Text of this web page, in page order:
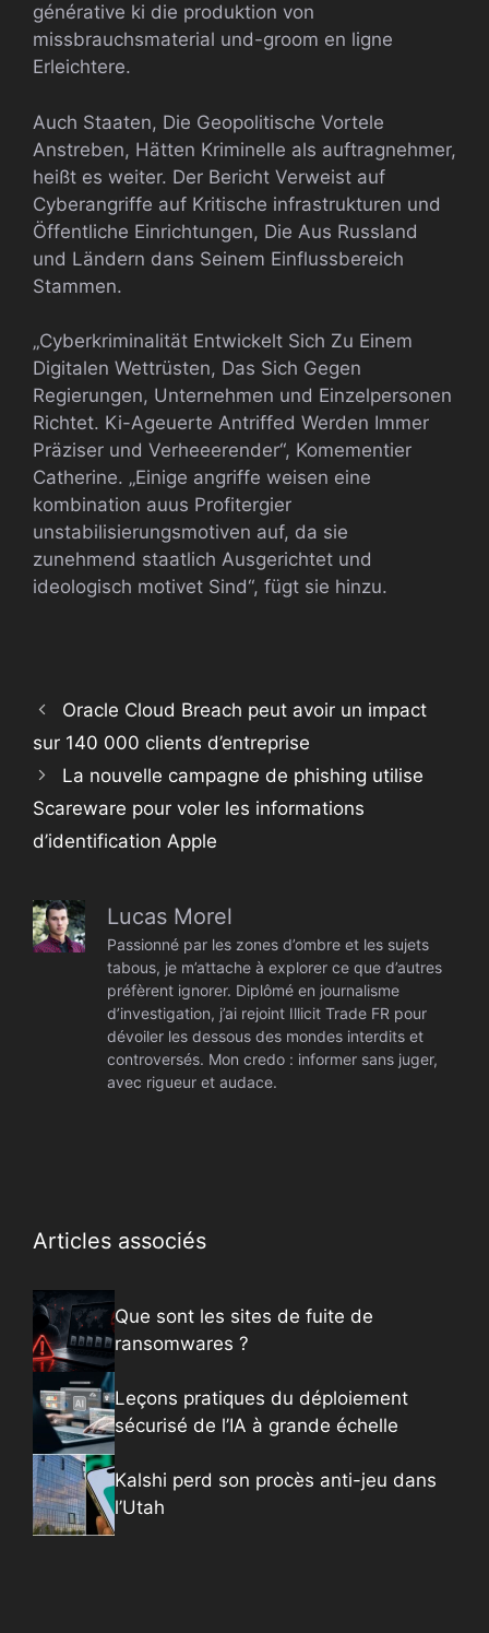
générative ki die produktion von
missbrauchsmaterial und-groom en ligne
Erleichtere.
Auch Staaten, Die Geopolitische Vortele
Anstreben, Hätten Kriminelle als auftragnehmer,
heißt es weiter. Der Bericht Verweist auf
Cyberangriffe auf Kritische infrastrukturen und
Öffentliche Einrichtungen, Die Aus Russland
und Ländern dans Seinem Einflussbereich
Stammen.
„Cyberkriminalität Entwickelt Sich Zu Einem
Digitalen Wettrüsten, Das Sich Gegen
Regierungen, Unternehmen und Einzelpersonen
Richtet. Ki-Ageuerte Antriffed Werden Immer
Präziser und Verheeerender“, Komementier
Catherine. „Einige angriffe weisen eine
kombination auus Profitergier
unstabilisierungsmotiven auf, da sie
zunehmend staatlich Ausgerichtet und
ideologisch motivet Sind“, fügt sie hinzu.
Oracle Cloud Breach peut avoir un impact
sur 140 000 clients d’entreprise
La nouvelle campagne de phishing utilise
Scareware pour voler les informations
d’identification Apple
Lucas Morel
Passionné par les zones d’ombre et les sujets
tabous, je m’attache à explorer ce que d’autres
préfèrent ignorer. Diplômé en journalisme
d’investigation, j’ai rejoint Illicit Trade FR pour
dévoiler les dessous des mondes interdits et
controversés. Mon credo : informer sans juger,
avec rigueur et audace.
Articles associés
Que sont les sites de fuite de
ransomwares ?
Leçons pratiques du déploiement
sécurisé de l’IA à grande échelle
Kalshi perd son procès anti-jeu dans
l’Utah